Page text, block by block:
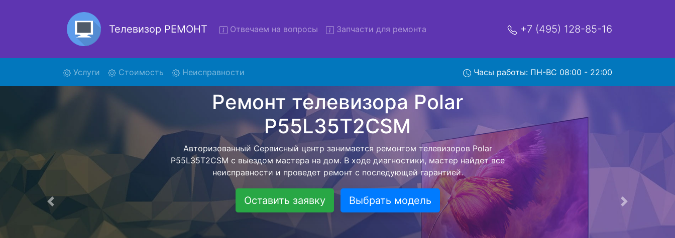
Телевизор РЕМОНТ Отвечаем на вопросы Запчасти для ремонта +7 (495) 128-85-16
Услуги (current)Стоимость Неисправности Часы работы: ПН-ВС 08:00 - 22:00
Ремонт телевизоров Polar P55L35T2CSM с
вывозом в сервис
Ремонт телевизоров Polar P55L35T2CSM с вывозом в сервисный центр и обратно -
с помощью нашей бесплатной услуги, специалист заберет Ваш телевизор для
дальнейшего более детального ремонта. Оговоренная стоимость ремонта
останется неизменно при возвращении видеотехники обратно.
Оставить заявку Выбрать модель
Предыдущая Следующая